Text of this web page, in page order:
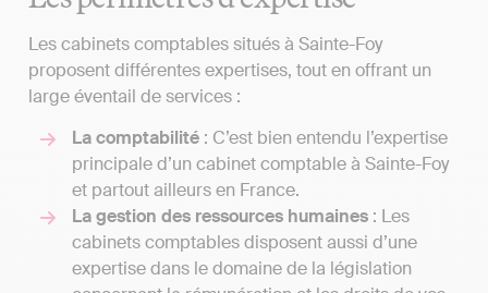
Les cabinets comptables situés à Sainte-Foy
proposent différentes expertises, tout en offrant un
large éventail de services :
La comptabilité : C’est bien entendu l’expertise
principale d’un cabinet comptable à Sainte-Foy
et partout ailleurs en France.
La gestion des ressources humaines : Les
cabinets comptables disposent aussi d’une
expertise dans le domaine de la législation